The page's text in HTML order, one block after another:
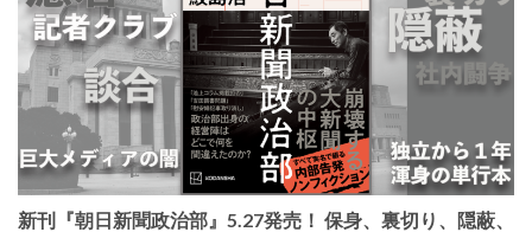
新刊『朝日新聞政治部』5.27発売！ 保身、裏切り、隠蔽、